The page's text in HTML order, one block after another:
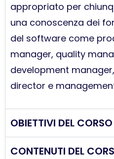
appropriato per
una conoscenza dei
del software come
manager, quality
development
director e
OBIETTIVI DEL CORSO
CONTENUTI DEL